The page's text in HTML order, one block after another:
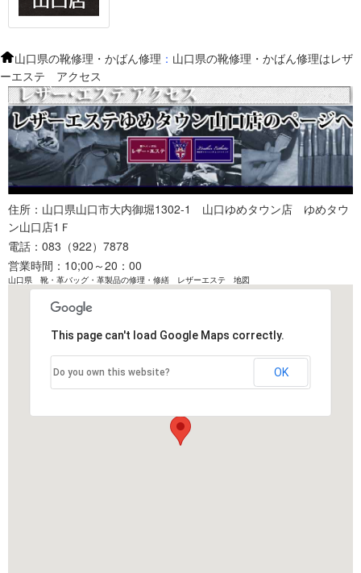
山口県の靴修理・かばん修理 ： 山口県の靴修理・かばん修理はレザ
ーエステ アクセス
住所：山口県山口市大内御堀1302-1 山口ゆめタウン店 ゆめタウ
ン山口店1Ｆ
電話：083（922）7878
営業時間：10;00～20：00
山口県 靴・革バッグ・革製品の修理・修繕 レザーエステ 地図
This page can't load Google Maps correctly.
Do you own this website? OK